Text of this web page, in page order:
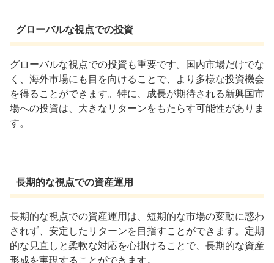
グローバルな視点での投資
グローバルな視点での投資も重要です。国内市場だけでな
く、海外市場にも目を向けることで、より多様な投資機会
を得ることができます。特に、成長が期待される新興国市
場への投資は、大きなリターンをもたらす可能性がありま
す。
長期的な視点での資産運用
長期的な視点での資産運用は、短期的な市場の変動に惑わ
されず、安定したリターンを目指すことができます。定期
的な見直しと柔軟な対応を心掛けることで、長期的な資産
形成を実現することができます。